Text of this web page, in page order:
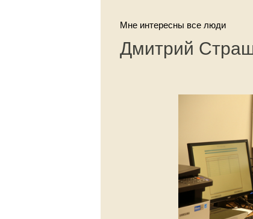
Мне интересны все люди
Дмитрий